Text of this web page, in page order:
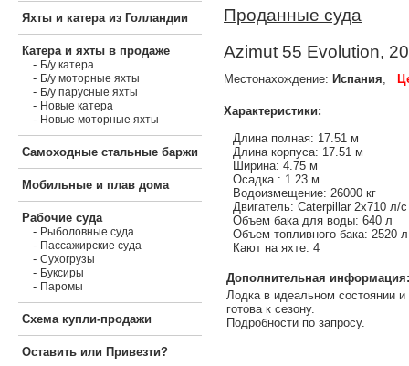
Яхты и катера из Голландии
Катера и яхты в продаже
- Б/у катера
- Б/у моторные яхты
- Б/у парусные яхты
- Новые катера
- Новые моторные яхты
Самоходные стальные баржи
Мобильные и плав дома
Рабочие суда
- Рыболовные суда
- Пассажирские суда
- Сухогрузы
- Буксиры
- Паромы
Схема купли-продажи
Оставить или Привезти?
Проданные суда
Azimut 55 Evolution,
Местонахождение: Испания
Характеристики:
Длина полная: 17.51 м
Длина корпуса: 17.51 м
Ширина: 4.75 м
Осадка : 1.23 м
Водоизмещение: 26000 кг
Двигатель: Caterpillar 2х710 л/с
Объем бака для воды: 640 л
Объем топливного бака: 2520 л
Кают на яхте: 4
Дополнительная информация:
Лодка в идеальном состоянии
готова к сезону.
Подробности по запросу.